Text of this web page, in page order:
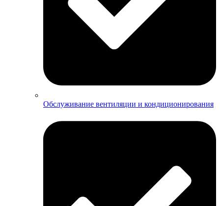
Обслуживание вентиляции и кондиционирования